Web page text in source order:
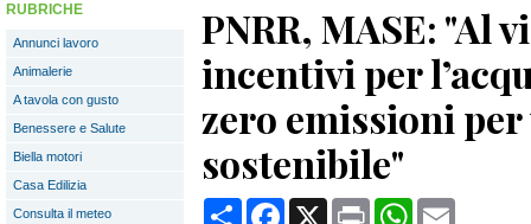
RUBRICHE
Annunci lavoro
Animalerie
A tavola con gusto
Benessere e Salute
Biella motori
Casa Edilizia
Consulta il meteo
PNRR, MASE: "Al
incentivi per
zero emissioni
sostenibile"
CondividiFacebook
X Print WhatsApp